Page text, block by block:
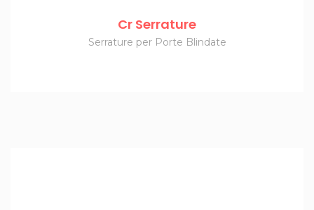
Cr Serrature
Serrature per Porte Blindate